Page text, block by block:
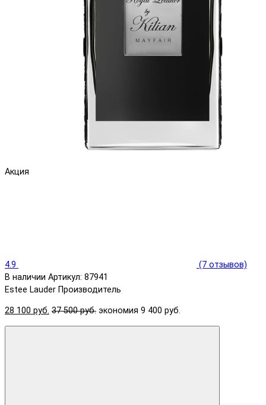
Акция
4.9
(7 отзывов)
В наличии Артикул: 87941
Estee Lauder Производитель
28 100 руб. 37 500 руб. экономия 9 400 руб.